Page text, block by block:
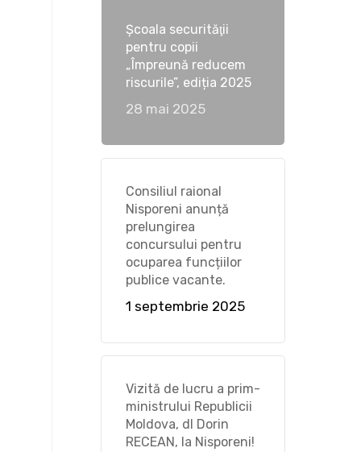
Școala securităţii
pentru copii
„Împreună reducem
riscurile”, ediția 2025
28 mai 2025
Consiliul raional
Nisporeni anunță
prelungirea
concursului pentru
ocuparea funcțiilor
publice vacante.
1 septembrie 2025
Vizită de lucru a prim-
ministrului Republicii
Moldova, dl Dorin
RECEAN, la Nisporeni!